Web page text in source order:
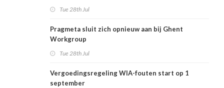
Tue 28th Jul
Pragmeta sluit zich opnieuw aan bij Ghent
Workgroup
Tue 28th Jul
Vergoedingsregeling WIA-fouten start op 1
september